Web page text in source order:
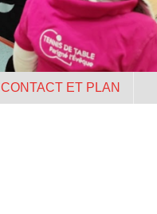
CONTACT ET PLAN